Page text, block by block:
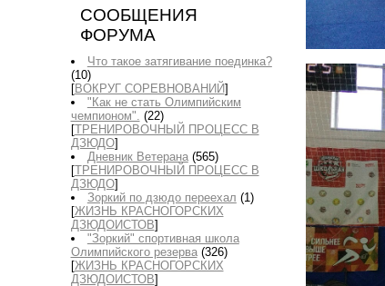
СООБЩЕНИЯ
ФОРУМА
Что такое затягивание поединка?
(10)
[ВОКРУГ СОРЕВНОВАНИЙ]
"Как не стать Олимпийским
чемпионом". (22)
[ТРЕНИРОВОЧНЫЙ ПРОЦЕСС В
ДЗЮДО]
Дневник Ветерана (565)
[ТРЕНИРОВОЧНЫЙ ПРОЦЕСС В
ДЗЮДО]
Зоркий по дзюдо переехал (1)
[ЖИЗНЬ КРАСНОГОРСКИХ
ДЗЮДОИСТОВ]
"Зоркий" спортивная школа
Олимпийского резерва (326)
[ЖИЗНЬ КРАСНОГОРСКИХ
ДЗЮДОИСТОВ]